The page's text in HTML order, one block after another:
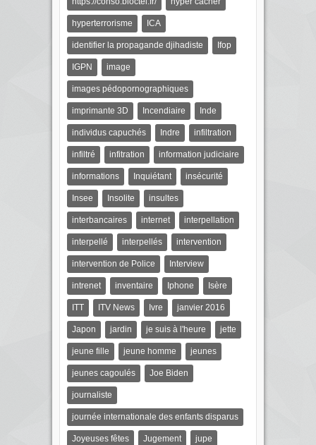
hyperterrorisme ICA
identifier la propagande djihadiste Ifop
IGPN image
images pédopornographiques
imprimante 3D Incendiaire Inde
individus capuchés Indre infiltration
infiltré infitration information judiciaire
informations Inquiétant insécurité
Insee Insolite insultes
interbancaires internet interpellation
interpellé interpellés intervention
intervention de Police Interview
intrenet inventaire Iphone Isère
ITT ITV News Ivre janvier 2016
Japon jardin je suis à l'heure jette
jeune fille jeune homme jeunes
jeunes cagoulés Joe Biden
journaliste
journée internationale des enfants disparus
Joyeuses fêtes Jugement jupe